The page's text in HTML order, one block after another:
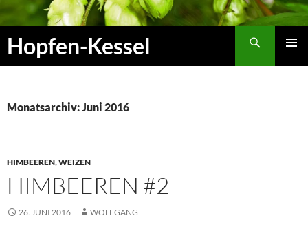
Zum
Inhalt
springen
Hopfen-Kessel
Monatsarchiv: Juni 2016
HIMBEEREN,WEIZEN
HIMBEEREN #2
26. JUNI 2016 WOLFGANG